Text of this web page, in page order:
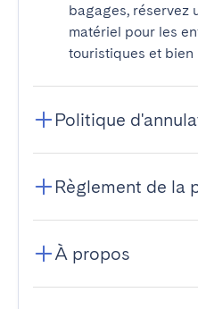
bagages, réservez
matériel pour les
touristiques et bien
Politique
Règlement de la
À propos